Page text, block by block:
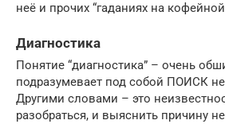
неё и прочих “гаданиях на кофейной
Диагностика
Понятие “диагностика” – очень
подразумевает под собой ПОИСК
Другими словами – это
разобраться, и выяснить причину